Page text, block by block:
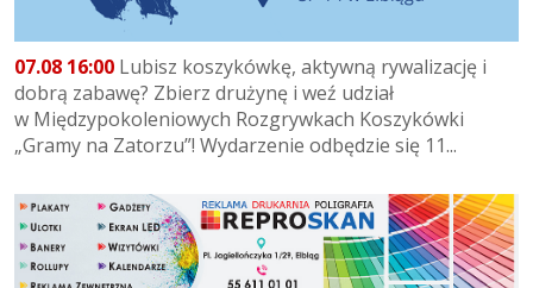
07.08 16:00 Lubisz koszykówkę, aktywną rywalizację i
dobrą zabawę? Zbierz drużynę i weź udział
w Międzypokoleniowych Rozgrywkach Koszykówki
„Gramy na Zatorzu”! Wydarzenie odbędzie się 11...